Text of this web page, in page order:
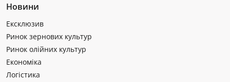
Новини
Ексклюзив
Ринок зернових культур
Ринок олійних культур
Економіка
Логістика